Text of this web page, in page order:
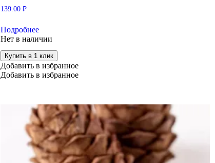
139.00 ₽
Подробнее
Нет в наличии
Купить в 1 клик
Добавить в избранное
Добавить в избранное